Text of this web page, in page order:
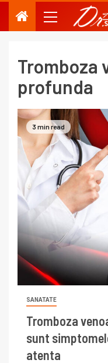
Tromboza
profunda
3 min read
SANATATE
Tromboza
sunt
atenta